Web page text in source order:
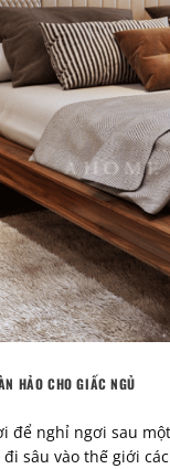
HẢO CHO GIẤC NGỦ
để nghỉ ngơi sau
sâu vào thế giới